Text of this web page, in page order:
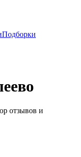
Подборки
отзывов и